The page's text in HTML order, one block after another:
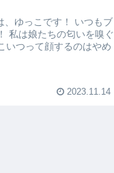
、ゆっこです！ いつもブ
私は娘たちの匂いを嗅ぐ
いつって顔するのはやめ
2023.11.14